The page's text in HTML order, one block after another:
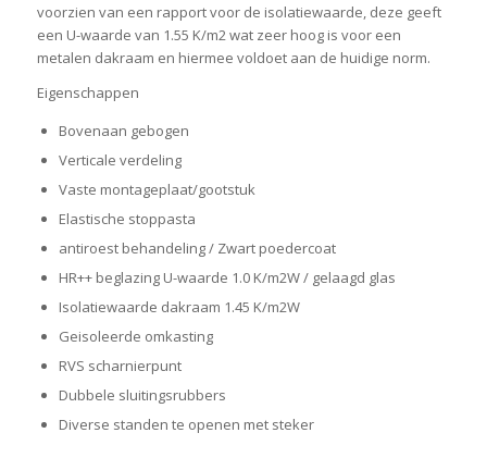
voorzien van een rapport voor de isolatiewaarde, deze geeft
een U-waarde van 1.55 K/m2 wat zeer hoog is voor een
metalen dakraam en hiermee voldoet aan de huidige norm.
Eigenschappen
Bovenaan gebogen
Verticale verdeling
Vaste montageplaat/gootstuk
Elastische stoppasta
antiroest behandeling / Zwart poedercoat
HR++ beglazing U-waarde 1.0 K/m2W / gelaagd glas
Isolatiewaarde dakraam 1.45 K/m2W
Geisoleerde omkasting
RVS scharnierpunt
Dubbele sluitingsrubbers
Diverse standen te openen met steker